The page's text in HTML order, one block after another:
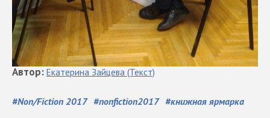
#Non/Fiction 2017 #nonfiction2017 #книжная ярмарка
Автор: Екатерина Зайцева (Текст)